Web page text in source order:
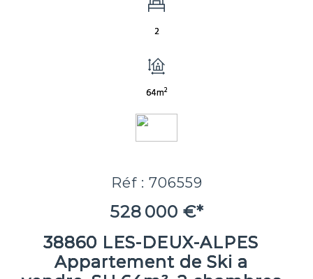
2
64m2
Réf : 706559
528 000 €*
38860 LES-DEUX-ALPES
Appartement de Ski a